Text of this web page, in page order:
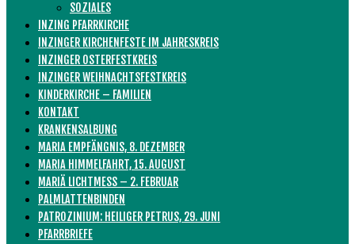
SOZIALES
INZING PFARRKIRCHE
INZINGER KIRCHENFESTE IM JAHRESKREIS
INZINGER OSTERFESTKREIS
INZINGER WEIHNACHTSFESTKREIS
KINDERKIRCHE – FAMILIEN
KONTAKT
KRANKENSALBUNG
MARIA EMPFÄNGNIS, 8. DEZEMBER
MARIA HIMMELFAHRT, 15. AUGUST
MARIÄ LICHTMESS – 2. FEBRUAR
PALMLATTENBINDEN
PATROZINIUM: HEILIGER PETRUS, 29. JUNI
PFARRBRIEFE